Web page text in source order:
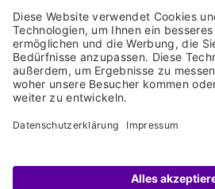
Impressum Disclaimer